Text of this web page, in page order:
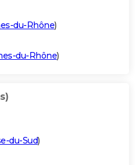
du-Rhône)
du-Rhône)
du-Sud)